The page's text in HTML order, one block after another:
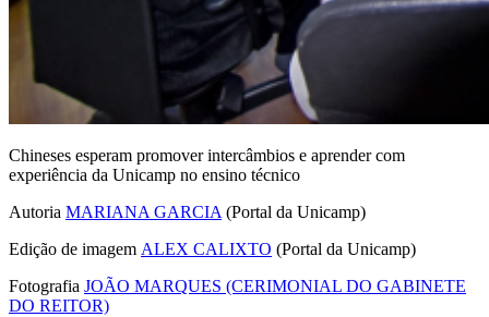
Chineses esperam promover intercâmbios e aprender com
experiência da Unicamp no ensino técnico
Autoria MARIANA GARCIA (Portal da Unicamp)
Edição de imagem ALEX CALIXTO (Portal da Unicamp)
Fotografia JOÃO MARQUES (CERIMONIAL DO GABINETE
DO REITOR)